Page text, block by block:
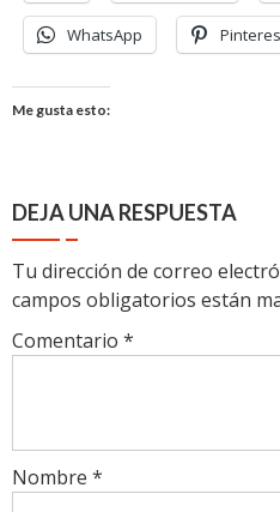
WhatsApp
Me gusta esto:
DEJA UNA RESPUESTA
Tu dirección de correo
campos obligatorios están
Comentario *
Nombre *